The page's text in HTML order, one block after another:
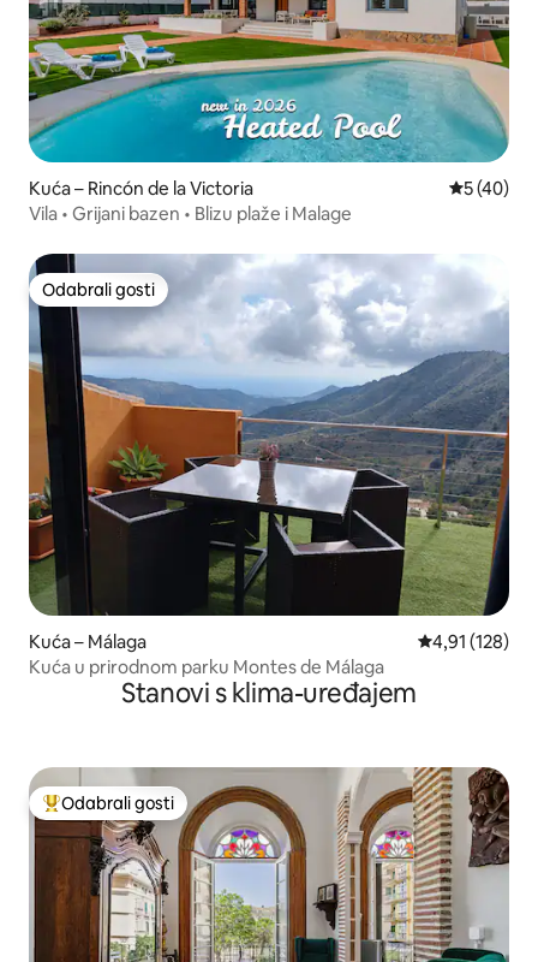
Kuća – Rincón de la Victoria Prosječna
5 (40)
Vila • Grijani bazen • Blizu plaže i Malage
Odabrali gosti
Odabrali gosti
Kuća – Málaga Prosječna
4,91 (128)
Kuća u prirodnom parku Montes de Málaga
Stanovi s klima-uređajem
Među najviše rangiranima s oznakom „Odabrali gosti”
Odabrali gosti